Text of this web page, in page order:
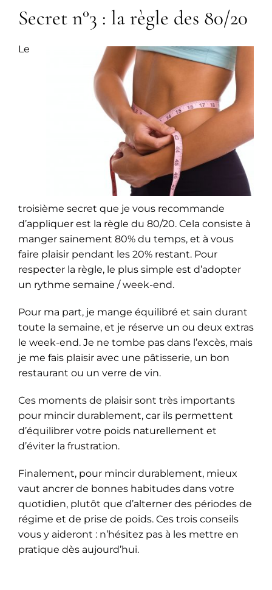
Secret n°3 : la règle des 80/20
Le
troisième secret que je vous recommande
d’appliquer est la règle du 80/20. Cela consiste à
manger sainement 80% du temps, et à vous
faire plaisir pendant les 20% restant. Pour
respecter la règle, le plus simple est d’adopter
un rythme semaine / week-end.
Pour ma part, je mange équilibré et sain durant
toute la semaine, et je réserve un ou deux extras
le week-end. Je ne tombe pas dans l’excès, mais
je me fais plaisir avec une pâtisserie, un bon
restaurant ou un verre de vin.
Ces moments de plaisir sont très importants
pour mincir durablement, car ils permettent
d’équilibrer votre poids naturellement et
d’éviter la frustration.
Finalement, pour mincir durablement, mieux
vaut ancrer de bonnes habitudes dans votre
quotidien, plutôt que d’alterner des périodes de
régime et de prise de poids. Ces trois conseils
vous y aideront : n’hésitez pas à les mettre en
pratique dès aujourd’hui.